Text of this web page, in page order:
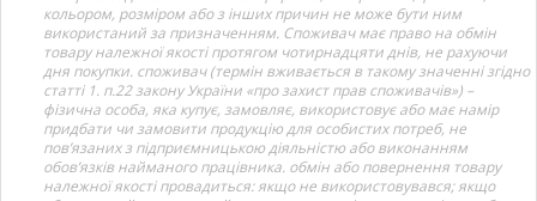
кольором, розміром або з інших причин не може бути ним
використаний за призначенням. Споживач має право на обмін
товару належної якості протягом чотирнадцяти днів, не рахуючи
дня покупки. споживач (термін вживається в такому значенні згідно
статті 1. п.22 закону України «про захист прав споживачів») –
фізична особа, яка купує, замовляє, використовує або має намір
придбати чи замовити продукцію для особистих потреб, не
пов’язаних з підприємницькою діяльністю або виконанням
обов’язків найманого працівника. обмін або повернення товару
належної якості провадиться: якщо не використовувався; якщо